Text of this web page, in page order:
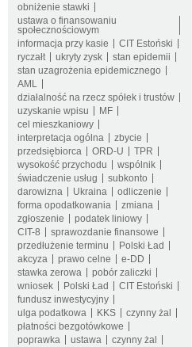
obniżenie stawki
ustawa o finansowaniu
społecznościowym
informacja przy kasie
CIT Estoński
ryczałt
ukryty zysk
stan epidemii
stan uzagrożenia epidemicznego
AML
działalność na rzecz spółek i trustów
uzyskanie wpisu
MF
cel mieszkaniowy
interpretacja ogólna
zbycie
przedsiębiorca
ORD-U
TPR
wysokość przychodu
wspólnik
świadczenie usług
subkonto
darowizna
Ukraina
odliczenie
forma opodatkowania
zmiana
zgłoszenie
podatek liniowy
CIT-8
sprawozdanie finansowe
przedłużenie terminu
Polski Ład
akcyza
prawo celne
e-DD
stawka zerowa
pobór zaliczki
wniosek
Polski Ład
CIT Estoński
fundusz inwestycyjny
ulga podatkowa
KKS
czynny żal
płatności bezgotówkowe
poprawka
ustawa
czynny żal